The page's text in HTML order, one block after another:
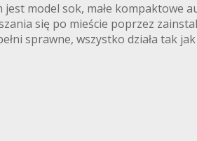
model sok, małe kompaktowe
się po mieście poprzez
sprawne, wszystko działa tak